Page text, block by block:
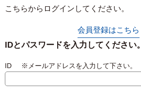
こちらからログインしてください。
会員登録はこちら
IDとパスワードを入力してください。
ID ※メールアドレスを入力して下さい。